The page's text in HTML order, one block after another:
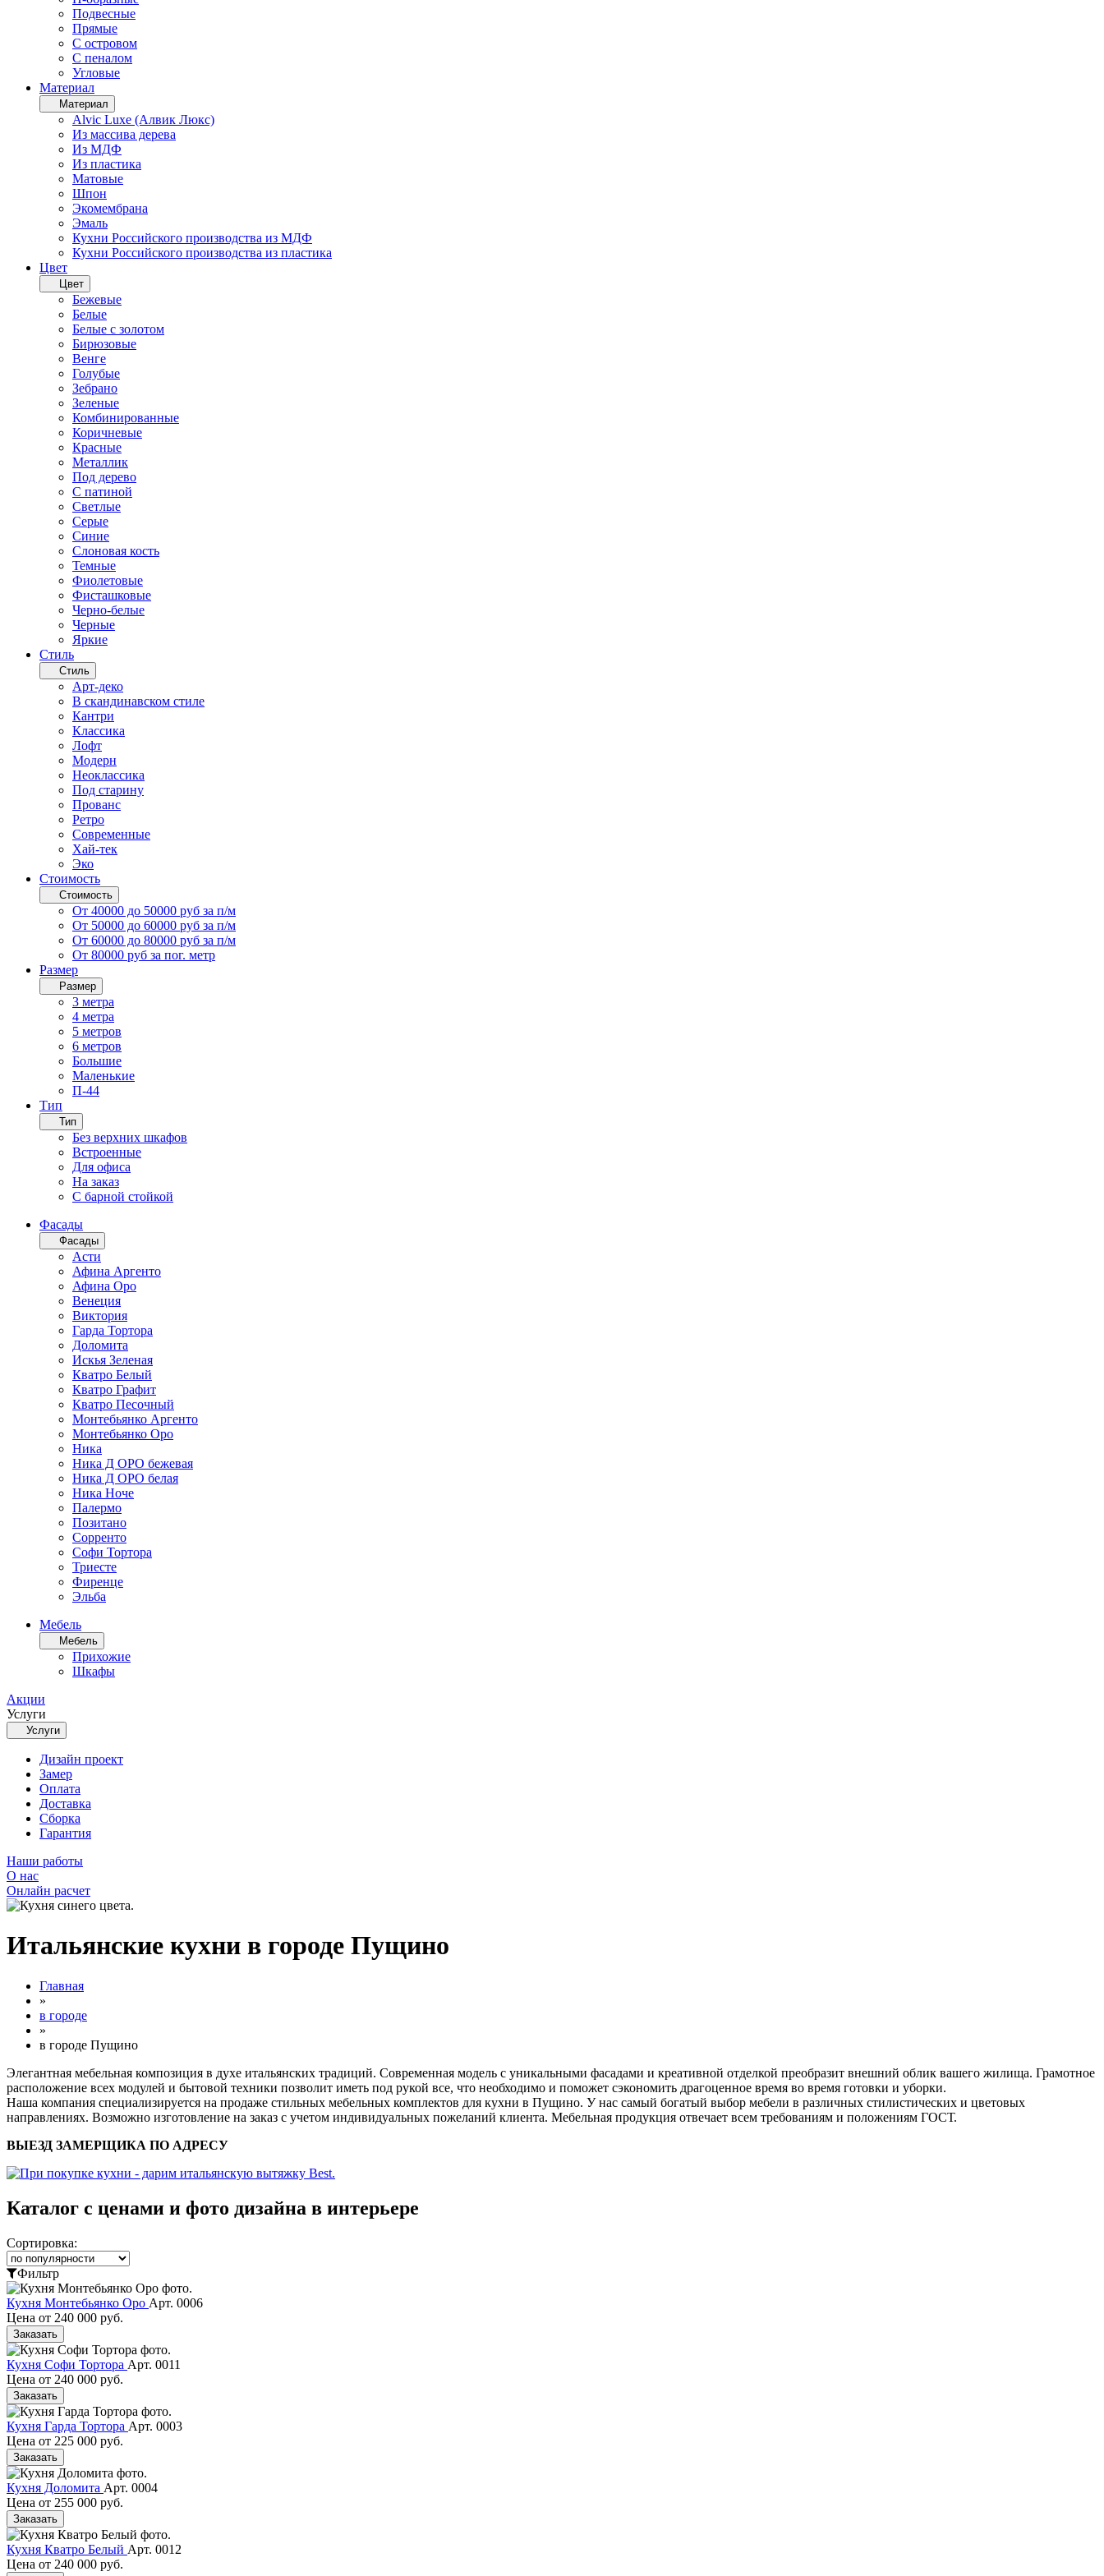
Подвесные
Прямые
С островом
С пеналом
Угловые
Материал
Материал
Alvic Luxe (Алвик Люкс)
Из массива дерева
Из МДФ
Из пластика
Матовые
Шпон
Экомембрана
Эмаль
Кухни Российского производства из МДФ
Кухни Российского производства из пластика
Цвет
Цвет
Бежевые
Белые
Белые с золотом
Бирюзовые
Венге
Голубые
Зебрано
Зеленые
Комбинированные
Коричневые
Красные
Металлик
Под дерево
С патиной
Светлые
Серые
Синие
Слоновая кость
Темные
Фиолетовые
Фисташковые
Черно-белые
Черные
Яркие
Стиль
Стиль
Арт-деко
В скандинавском стиле
Кантри
Классика
Лофт
Модерн
Неоклассика
Под старину
Прованс
Ретро
Современные
Хай-тек
Эко
Стоимость
Стоимость
От 40000 до 50000 руб за п/м
От 50000 до 60000 руб за п/м
От 60000 до 80000 руб за п/м
От 80000 руб за пог. метр
Размер
Размер
3 метра
4 метра
5 метров
6 метров
Большие
Маленькие
П-44
Тип
Тип
Без верхних шкафов
Встроенные
Для офиса
На заказ
С барной стойкой
Фасады
Фасады
Асти
Афина Аргенто
Афина Оро
Венеция
Виктория
Гарда Тортора
Доломита
Искья Зеленая
Кватро Белый
Кватро Графит
Кватро Песочный
Монтебьянко Аргенто
Монтебьянко Оро
Ника
Ника Д ОРО бежевая
Ника Д ОРО белая
Ника Ноче
Палермо
Позитано
Сорренто
Софи Тортора
Триесте
Фиренце
Эльба
Мебель
Мебель
Прихожие
Шкафы
Акции
Услуги
Услуги
Дизайн проект
Замер
Оплата
Доставка
Сборка
Гарантия
Наши работы
О нас
Онлайн расчет
Итальянские кухни в городе Пущино
Главная
»
в городе
»
в городе Пущино
Элегантная мебельная композиция в духе итальянских традиций. Современная модель с уникальными фасадами и креативной отделкой преобразит внешний облик вашего жилища. Грамотное
расположение всех модулей и бытовой техники позволит иметь под рукой все, что необходимо и поможет сэкономить драгоценное время во время готовки и уборки.
Наша компания специализируется на продаже стильных мебельных комплектов для кухни в Пущино. У нас самый богатый выбор мебели в различных стилистических и цветовых
направлениях. Возможно изготовление на заказ с учетом индивидуальных пожеланий клиента. Мебельная продукция отвечает всем требованиям и положениям ГОСТ.
ВЫЕЗД ЗАМЕРЩИКА ПО АДРЕСУ
Каталог с ценами и фото дизайна в интерьере
Сортировка:
Фильтр
Кухня Монтебьянко Оро Арт. 0006
Цена от 240 000 руб.
Заказать
Кухня Софи Тортора Арт. 0011
Цена от 240 000 руб.
Заказать
Кухня Гарда Тортора Арт. 0003
Цена от 225 000 руб.
Заказать
Кухня Доломита Арт. 0004
Цена от 255 000 руб.
Заказать
Кухня Кватро Белый Арт. 0012
Цена от 240 000 руб.